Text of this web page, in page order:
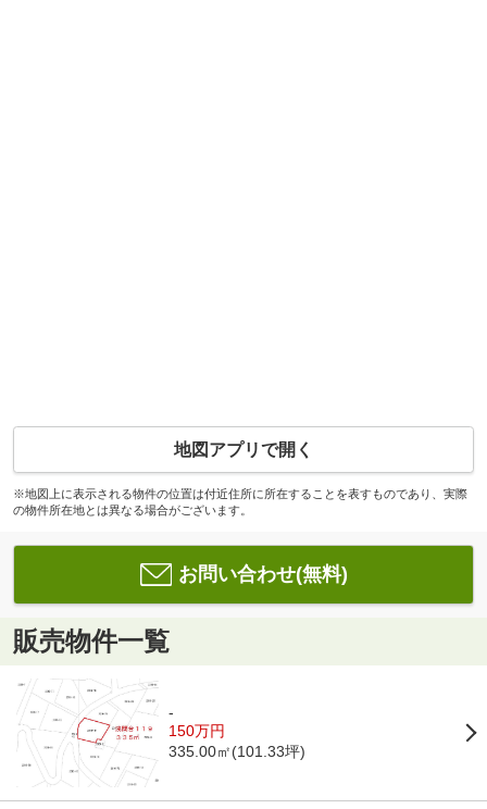
地図アプリで開く
※地図上に表示される物件の位置は付近住所に所在することを表すものであり、実際
の物件所在地とは異なる場合がございます。
お問い合わせ(無料)
販売物件一覧
-
150万円
335.00㎡(101.33坪)